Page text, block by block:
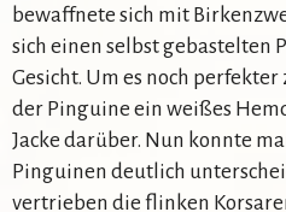
bewaffnete sich mit
sich einen selbst gebastelten
Gesicht. Um es noch
der Pinguine ein weißes
Jacke darüber. Nun konnte
Pinguinen deutlich
vertrieben die flinken